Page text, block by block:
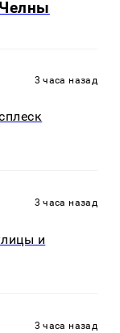
3 часа назад
3 часа назад
и
3 часа назад